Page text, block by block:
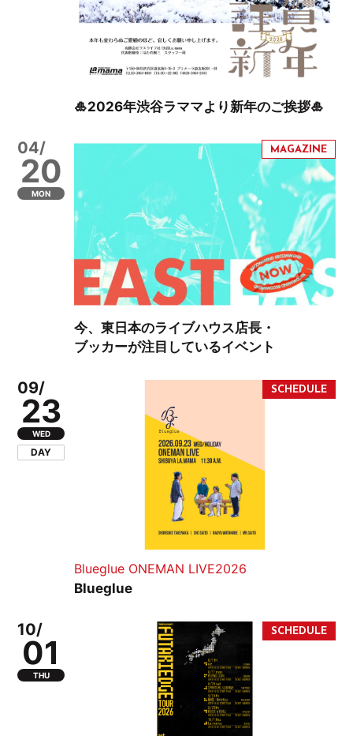
🎍2026年渋谷ラママより新年のご挨拶🎍
04/
20
MON
今、東日本のライブハウス店長・
ブッカーが注目しているイベント
09/
23
WED
DAY
Blueglue ONEMAN LIVE2026
Blueglue
10/
01
THU